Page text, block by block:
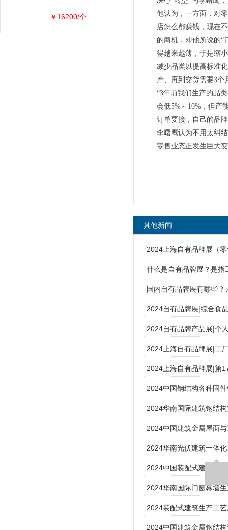
他认为，一方面，对
店怎么都赚钱，现在
的商机，即他所说的“
得越来越薄，于是缩
减少品类以提高标准
产、再到交货需要3个
“3年前我们生产的品
会低5%～10%，但产
订单要接，自己的品
李曙鹰认为不用太纠
零售业态正发生巨大
其他新闻
2024上海自有品牌展（
什么是自有品牌展？是
国内自有品牌展有哪些
2024自有品牌展|综合食
2024自有品牌产品展|个
2024上海自有品牌展|工
2024上海自有品牌展|第
2024中国钢结构各种固
2024华南国际建筑钢结
2024中国建筑金属屋面
2024华南光伏建筑一体
2024中国装配式建筑展会
2024华南国际门窗幕墙
2024装配式建筑生产工
2024中国建筑金属钢结
￥16200/个